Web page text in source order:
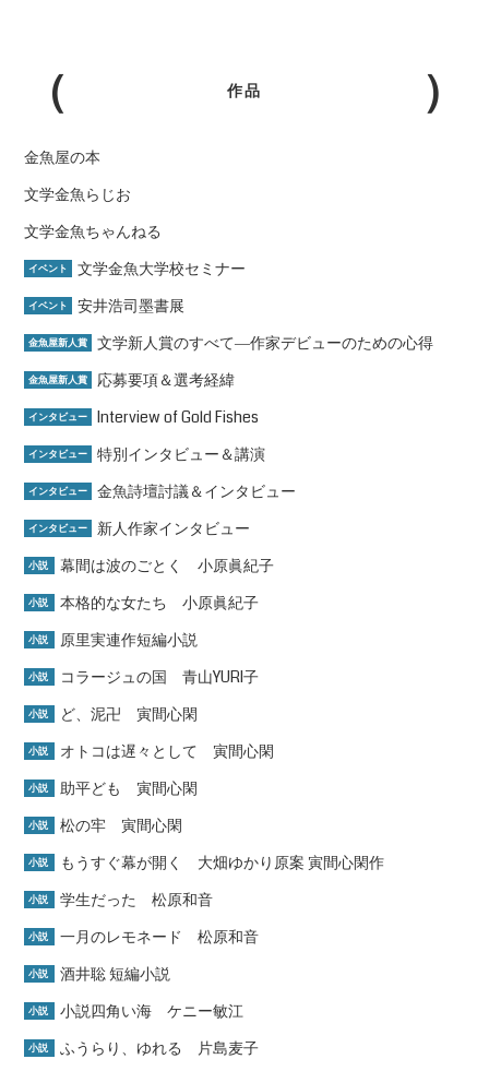
作品
金魚屋の本
文学金魚らじお
文学金魚ちゃんねる
イベント 文学金魚大学校セミナー
イベント 安井浩司墨書展
金魚屋新人賞 文学新人賞のすべて―作家デビューのための心得
金魚屋新人賞 応募要項＆選考経緯
インタビュー Interview of Gold Fishes
インタビュー 特別インタビュー＆講演
インタビュー 金魚詩壇討議＆インタビュー
インタビュー 新人作家インタビュー
小説 幕間は波のごとく 小原眞紀子
小説 本格的な女たち 小原眞紀子
小説 原里実連作短編小説
小説 コラージュの国 青山YURI子
小説 ど、泥卍 寅間心閑
小説 オトコは遅々として 寅間心閑
小説 助平ども 寅間心閑
小説 松の牢 寅間心閑
小説 もうすぐ幕が開く 大畑ゆかり原案 寅間心閑作
小説 学生だった 松原和音
小説 一月のレモネード 松原和音
小説 酒井聡 短編小説
小説 小説四角い海 ケニー敏江
小説 ふうらり、ゆれる 片島麦子